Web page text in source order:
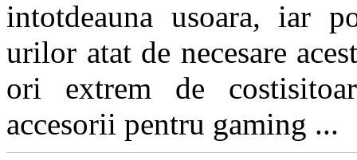
intotdeauna usoara, iar
urilor atat de necesare
ori extrem de
accesorii pentru gaming ...